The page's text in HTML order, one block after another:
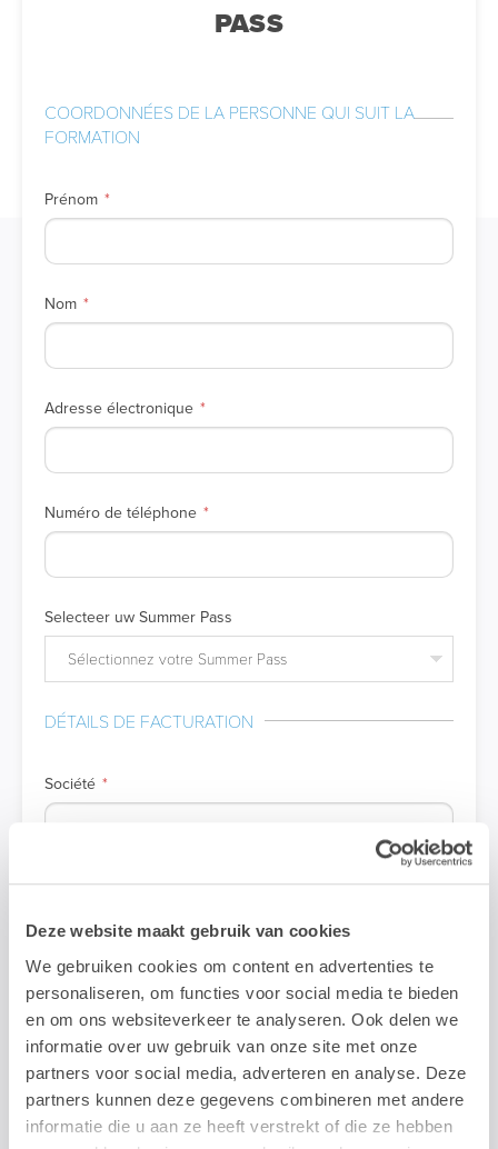
Deze website maakt gebruik van cookies
We gebruiken cookies om content en advertenties te
personaliseren, om functies voor social media te bieden
en om ons websiteverkeer te analyseren. Ook delen we
informatie over uw gebruik van onze site met onze
partners voor social media, adverteren en analyse. Deze
partners kunnen deze gegevens combineren met andere
informatie die u aan ze heeft verstrekt of die ze hebben
PASS
COORDONNÉES DE LA PERSONNE QUI SUIT LA
FORMATION
Prénom
Nom
Adresse électronique
Numéro de téléphone
Selecteer uw Summer Pass
Sélectionnez votre Summer Pass
DÉTAILS DE FACTURATION
Société
Numéro d'entreprise
Rue + no.
Code postal + ville